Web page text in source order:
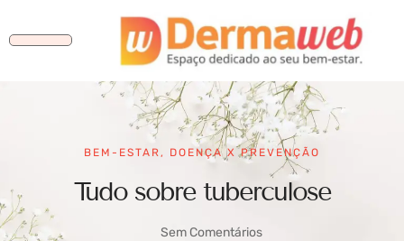
BEM-ESTAR , DOENÇA X PREVENÇÃO
Tudo sobre tuberculose
Sem Comentários